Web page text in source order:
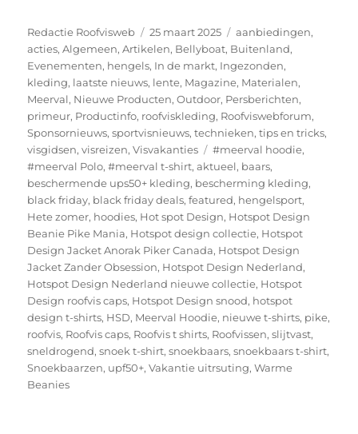
Auteur
Redactie Roofvisweb
Geplaatst
op
25 maart 2025 Categorieën
aanbiedingen,
acties,Algemeen,Artikelen, Bellyboat, Buitenland,
Evenementen, hengels, In de markt, Ingezonden,
kleding, laatste nieuws, lente, Magazine, Materialen,
Meerval, Nieuwe Producten,Outdoor, Persberichten,
primeur, Productinfo, roofviskleding, Roofviswebforum,
Sponsornieuws,sportvisnieuws,technieken,tips en tricks,
visgidsen,visreizen,Visvakanties Tags
#meerval hoodie,
#meerval Polo,#meerval t-shirt,aktueel, baars,
beschermende ups50+ kleding, bescherming kleding,
black friday, black friday deals,featured, hengelsport,
Hete zomer, hoodies, Hot spot Design, Hotspot Design
Beanie Pike Mania, Hotspot design collectie, Hotspot
Design Jacket Anorak Piker Canada, Hotspot Design
Jacket Zander Obsession, Hotspot Design Nederland,
Hotspot Design Nederland nieuwe collectie, Hotspot
Design roofvis caps, Hotspot Design snood, hotspot
design t-shirts, HSD, Meerval Hoodie, nieuwe t-shirts, pike,
roofvis, Roofvis caps, Roofvis t shirts, Roofvissen,slijtvast,
sneldrogend,snoek t-shirt,snoekbaars,snoekbaars t-shirt,
Snoekbaarzen, upf50+,Vakantie uitrsuting,Warme
Beanies